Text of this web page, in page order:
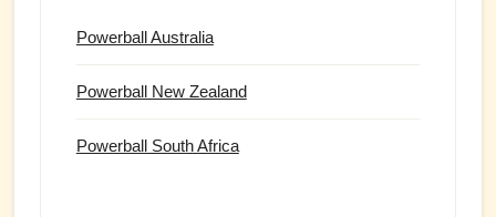
Powerball Australia
Powerball New Zealand
Powerball South Africa